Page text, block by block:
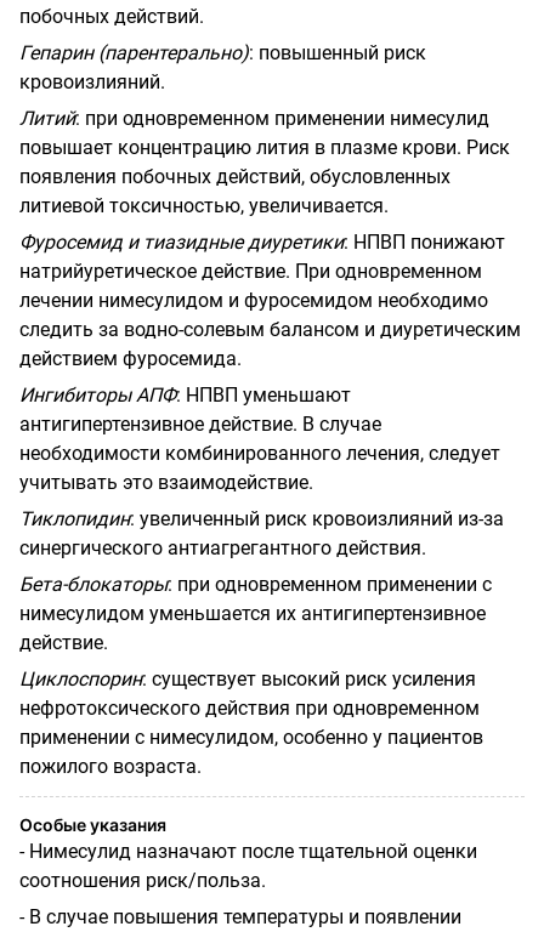
побочных действий.
Гепарин (парентерально): повышенный риск
кровоизлияний.
Литий: при одновременном применении нимесулид
повышает концентрацию лития в плазме крови. Риск
появления побочных действий, обусловленных
литиевой токсичностью, увеличивается.
Фуросемид и тиазидные диуретики: НПВП понижают
натрийуретическое действие. При одновременном
лечении нимесулидом и фуросемидом необходимо
следить за водно-солевым балансом и диуретическим
действием фуросемида.
Ингибиторы АПФ: НПВП уменьшают
антигипертензивное действие. В случае
необходимости комбинированного лечения, следует
учитывать это взаимодействие.
Тиклопидин: увеличенный риск кровоизлияний из-за
синергического антиагрегантного действия.
Бета-блокаторы: при одновременном применении с
нимесулидом уменьшается их антигипертензивное
действие.
Циклоспорин: существует высокий риск усиления
нефротоксического действия при одновременном
применении с нимесулидом, особенно у пациентов
пожилого возраста.
Особые указания
- Нимесулид назначают после тщательной оценки
соотношения риск/польза.
- В случае повышения температуры и появлении